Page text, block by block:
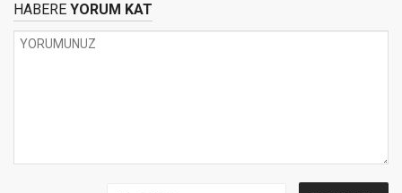
HABERE YORUM KAT